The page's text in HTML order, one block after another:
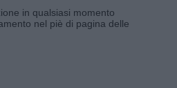
in qualsiasi momento
nel piè di pagina delle